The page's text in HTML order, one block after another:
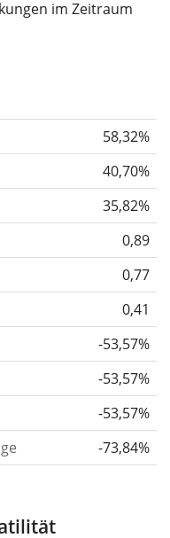
im Zeitraum
Wir
der Daten der
du sehen kannst, ob
der Zeit stärker
Informationen
von 1, 3 und 5
als die
geteilt durch die
Rendite pro
eines
die man in
58,32%
40,70%
35,82%
0,89
0,77
0,41
-53,57%
-53,57%
-53,57%
-73,84%